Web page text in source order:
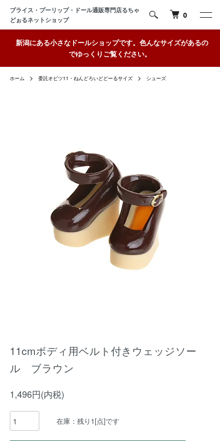
ブライス・プーリップ・ドール通販専門店るちゃ
どぉるネットショップ
0
新潟にある小さなドールショップです。色んなサイズがあるの
でゆっくりご覧ください。
ホーム 委託オビツ11・ねんどろいどどーるサイズ シューズ
11cmボディ用ベルト付きウェッジソー
ル ブラウン
1,496円(内税)
在庫：残り1[点]です